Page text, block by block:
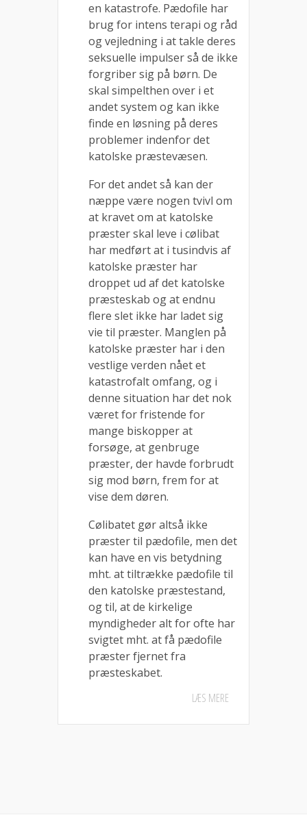
en katastrofe. Pædofile har
brug for intens terapi og råd
og vejledning i at takle deres
seksuelle impulser så de ikke
forgriber sig på børn. De
skal simpelthen over i et
andet system og kan ikke
finde en løsning på deres
problemer indenfor det
katolske præstevæsen.
For det andet så kan der
næppe være nogen tvivl om
at kravet om at katolske
præster skal leve i cølibat
har medført at i tusindvis af
katolske præster har
droppet ud af det katolske
præsteskab og at endnu
flere slet ikke har ladet sig
vie til præster. Manglen på
katolske præster har i den
vestlige verden nået et
katastrofalt omfang, og i
denne situation har det nok
været for fristende for
mange biskopper at
forsøge, at genbruge
præster, der havde forbrudt
sig mod børn, frem for at
vise dem døren.
Cølibatet gør altså ikke
præster til pædofile, men det
kan have en vis betydning
mht. at tiltrække pædofile til
den katolske præstestand,
og til, at de kirkelige
myndigheder alt for ofte har
svigtet mht. at få pædofile
præster fjernet fra
præsteskabet.
LÆS MERE